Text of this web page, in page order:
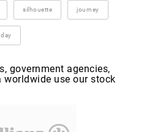
silhouette journey
government agencies,
use our stock